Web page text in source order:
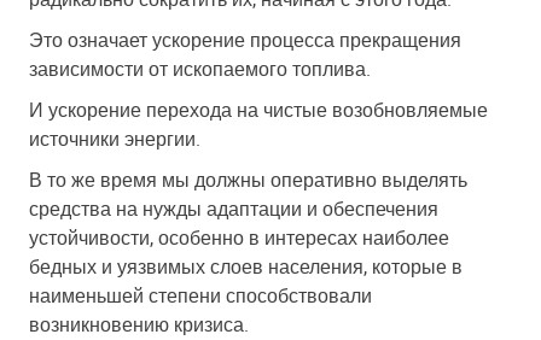
Это означает ускорение процесса прекращения
зависимости от ископаемого топлива.
И ускорение перехода на чистые возобновляемые
источники энергии.
В то же время мы должны оперативно выделять
средства на нужды адаптации и обеспечения
устойчивости, особенно в интересах наиболее
бедных и уязвимых слоев населения, которые в
наименьшей степени способствовали
возникновению кризиса.